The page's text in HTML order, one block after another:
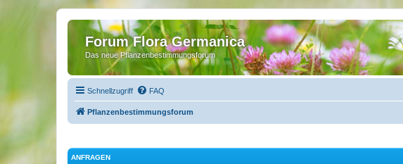
Forum Flora Germanica
Das neue Pflanzenbestimmungsforum
Schnellzugriff FAQ
Pflanzenbestimmungsforum
ANFRAGEN